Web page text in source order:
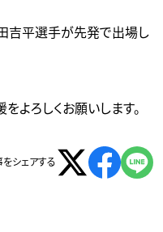
吉平選手が先発で出場し
よろしくお願いします。
をシェアする